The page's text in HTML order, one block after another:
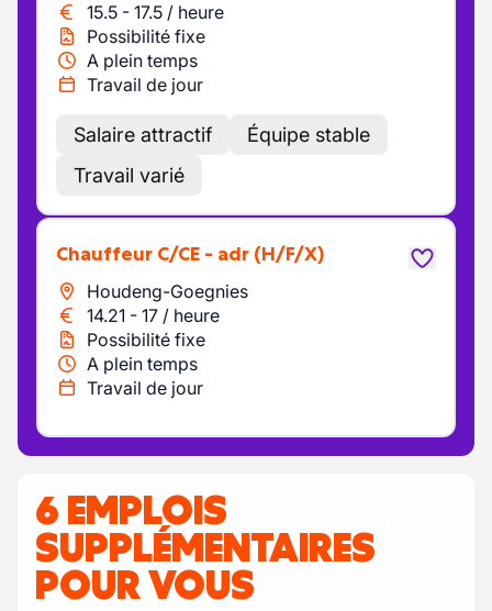
15.5 - 17.5 / heure
Possibilité fixe
A plein temps
Travail de jour
Salaire attractif
Équipe stable
Travail varié
chauffeur C/CE - adr (H/F/X)
Houdeng-Goegnies
14.21 - 17 / heure
Possibilité fixe
A plein temps
Travail de jour
6 EMPLOIS
SUPPLÉMENTAIRES
POUR VOUS